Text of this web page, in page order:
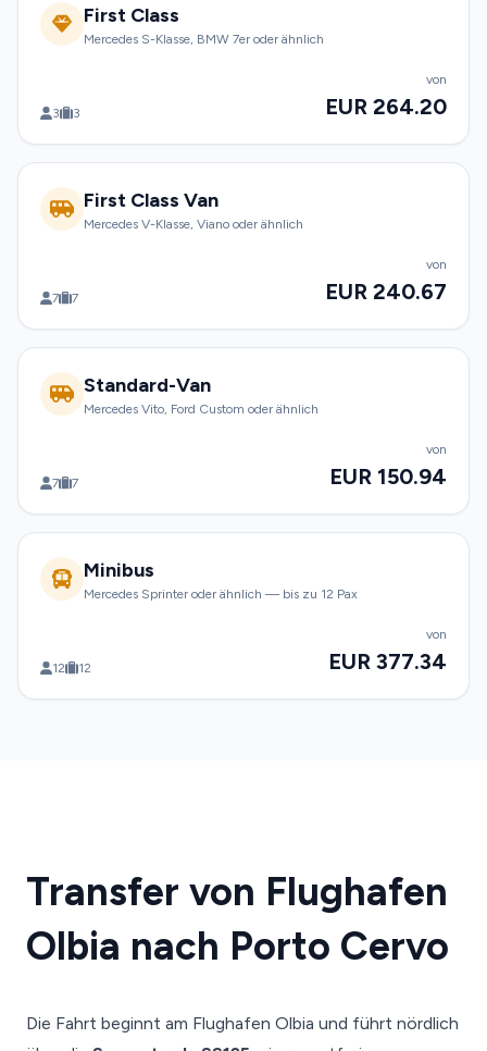
First Class
Mercedes S-Klasse, BMW 7er oder ähnlich
3 3
von
EUR 264.20
First Class Van
Mercedes V-Klasse, Viano oder ähnlich
7 7
von
EUR 240.67
Standard-Van
Mercedes Vito, Ford Custom oder ähnlich
7 7
von
EUR 150.94
Minibus
Mercedes Sprinter oder ähnlich — bis zu 12 Pax
12 12
von
EUR 377.34
Transfer von Flughafen
Olbia nach Porto Cervo
Die Fahrt beginnt am Flughafen Olbia und führt nördlich